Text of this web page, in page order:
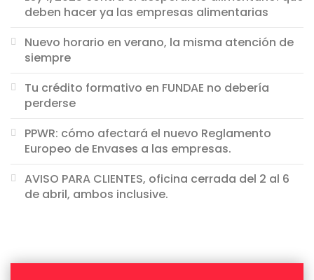
deben hacer ya las empresas alimentarias
Nuevo horario en verano, la misma atención de
siempre
Tu crédito formativo en FUNDAE no debería
perderse
PPWR: cómo afectará el nuevo Reglamento
Europeo de Envases a las empresas.
AVISO PARA CLIENTES, oficina cerrada del 2 al 6
de abril, ambos inclusive.